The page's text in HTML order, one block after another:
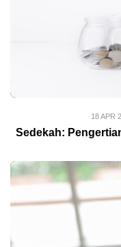
18 APR
Sedekah: